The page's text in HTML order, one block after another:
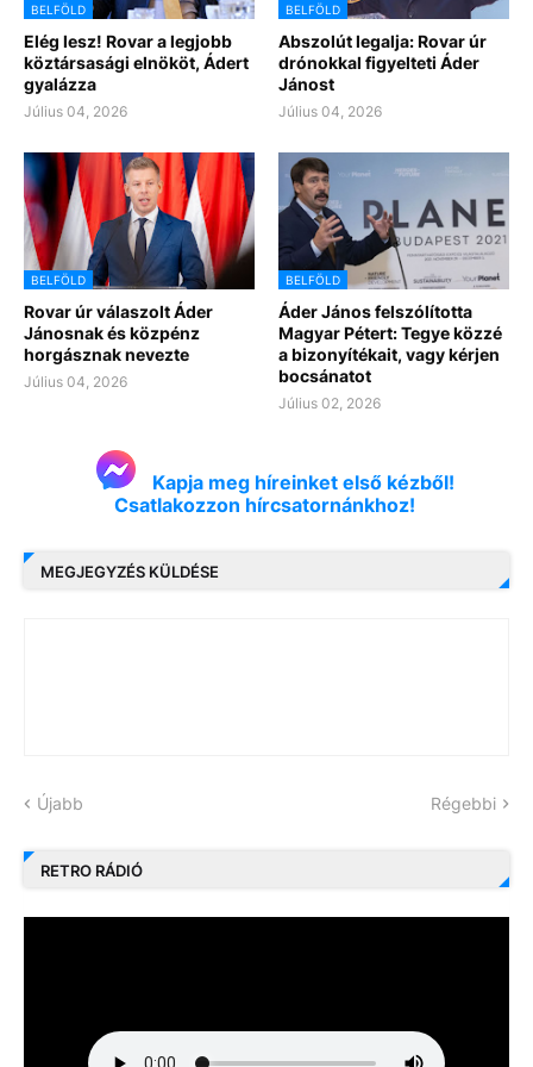
BELFÖLD
Elég lesz! Rovar a legjobb
köztársasági elnököt, Ádert
gyalázza
Július 04, 2026
BELFÖLD
Abszolút legalja: Rovar úr
drónokkal figyelteti Áder
Jánost
Július 04, 2026
BELFÖLD
Rovar úr válaszolt Áder
Jánosnak és közpénz
horgásznak nevezte
Július 04, 2026
BELFÖLD
Áder János felszólította
Magyar Pétert: Tegye közzé
a bizonyítékait, vagy kérjen
bocsánatot
Július 02, 2026
Kapja meg híreinket első kézből!
Csatlakozzon hírcsatornánkhoz!
MEGJEGYZÉS KÜLDÉSE
Újabb Régebbi
RETRO RÁDIÓ